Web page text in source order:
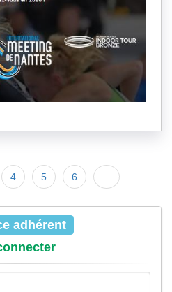
4 5 6
adhérent